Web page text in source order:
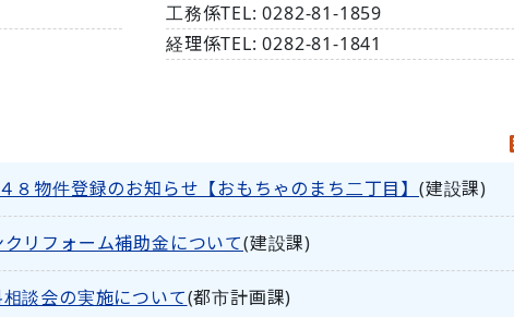
工務係TEL:0282‐81-1859
経理係TEL:0282‐81-1841
物件登録のお知らせ【おもちゃのまち二丁目】 (建設課)
リフォーム補助金について(建設課)
談会の実施について(都市計画課)